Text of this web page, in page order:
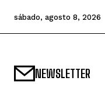
sábado, agosto 8, 2026
NEWSLETTER